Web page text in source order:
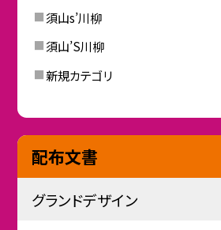
須山s’川柳
須山’S川柳
新規カテゴリ
配布文書
グランドデザイン